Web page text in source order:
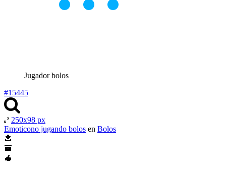
Jugador bolos
#15445
250x98 px
Emoticono jugando bolos en Bolos